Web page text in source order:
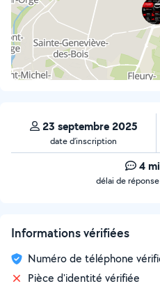
23 septembre 2025
date d’inscription
4
délai de
Informations vérifiées
Numéro de téléphone
Pièce d'identité vérifiée